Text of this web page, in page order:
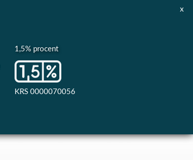
1,5% procent
KRS 0000070056
x